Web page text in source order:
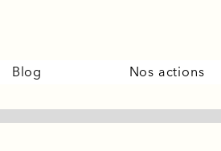
Blog Nos actions